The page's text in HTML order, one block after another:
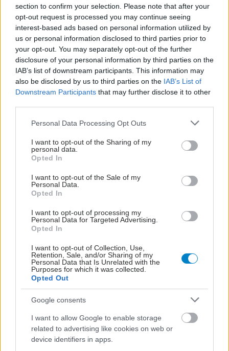
section to confirm your selection. Please note that after your
opt-out request is processed you may continue seeing
interest-based ads based on personal information utilized by
us or personal information disclosed to third parties prior to
your opt-out. You may separately opt-out of the further
disclosure of your personal information by third parties on the
IAB’s list of downstream participants. This information may
also be disclosed by us to third parties on the IAB’s List of
Downstream Participants that may further disclose it to other
Please note that this website/app uses one or more Google
not limited to your visit or usage behaviour. You may click to
grant or deny consent to Google and its third-party tags to
use your data for below specified purposes in below Google
consent section.
Personal Data Processing Opt Outs
I want to opt-out of the Sharing of my
personal data.
Opted In
I want to opt-out of the Sale of my
Personal Data.
Opted In
I want to opt-out of processing my
Personal Data for Targeted Advertising.
Opted In
I want to opt-out of Collection, Use,
Retention, Sale, and/or Sharing of my
Personal Data that Is Unrelated with the
Purposes for which it was collected.
Opted Out
Google consents
I want to allow Google to enable storage
related to advertising like cookies on web or
device identifiers in apps.
ΜΠΕΙΤΕ ΣΤΗ ΣΥΖΗΤΗΣΗ
Loading...